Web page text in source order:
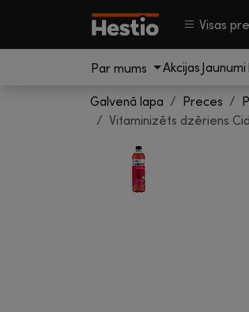
Visas
Par mums Akcijas Jaunumi
Galvenā lapa Preces
Vitaminizēts dzēriens